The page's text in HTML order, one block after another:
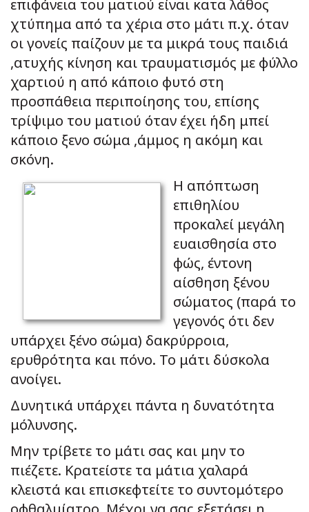
επιφάνεια του ματιού είναι κατα λάθος
χτύπημα από τα χέρια στο μάτι π.χ. όταν
οι γονείς παίζουν με τα μικρά τους παιδιά
,ατυχής κίνηση και τραυματισμός με φύλλο
χαρτιού η από κάποιο φυτό στη
προσπάθεια περιποίησης του, επίσης
τρίψιμο του ματιού όταν έχει ήδη μπεί
κάποιο ξενο σώμα ,άμμος η ακόμη και
σκόνη.
Η απόπτωση
επιθηλίου
προκαλεί μεγάλη
ευαισθησία στο
φώς, έντονη
αίσθηση ξένου
σώματος (παρά το
γεγονός ότι δεν
υπάρχει ξένο σώμα) δακρύρροια,
ερυθρότητα και πόνο. Το μάτι δύσκολα
ανοίγει.
Δυνητικά υπάρχει πάντα η δυνατότητα
μόλυνσης.
Μην τρίβετε το μάτι σας και μην το
πιέζετε. Κρατείστε τα μάτια χαλαρά
κλειστά και επισκεφτείτε το συντομότερο